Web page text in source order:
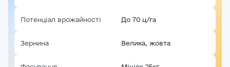
Потенціал врожайності До 70 ц/га
Зернина Велика, жовта